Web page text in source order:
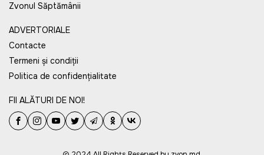
Zvonul Săptămânii
ADVERTORIALE
Contacte
Termeni și condiții
Politica de confidențialitate
FII ALĂTURI DE NOI!